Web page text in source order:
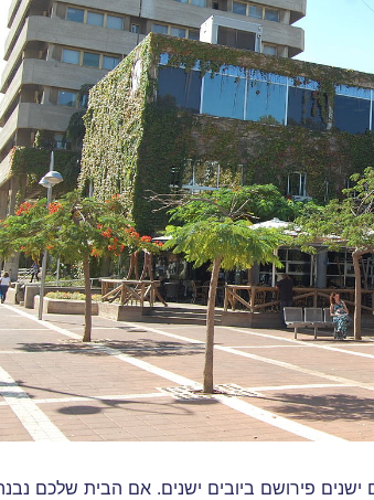
פירושם ביובים ישנים. אם הבית שלכם